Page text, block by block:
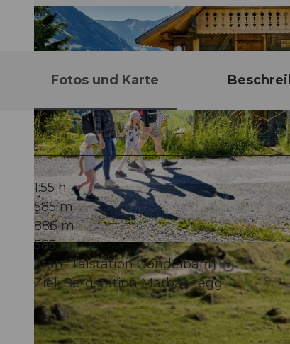
© Beat Brechbühl, UNESCO Biosphäre Entlebuch
Fotos und Karte
1:55 h
585 m
886 m
585 m
Start: Talstation Gondelbahn
Ziel: Bergstation Marbachegg